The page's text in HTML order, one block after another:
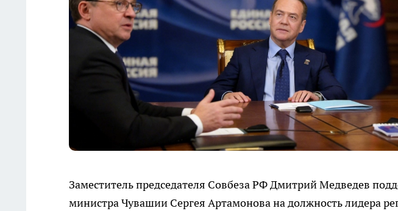
Заместитель председателя Совбеза РФ Дмитрий Медведев
министра Чувашии Сергея Артамонова на должность лидера